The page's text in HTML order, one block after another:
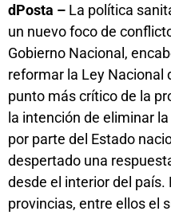
dPosta – La política
un nuevo foco de
Gobierno Nacional,
reformar la Ley Nacional
punto más crítico de la
la intención de eliminar
por parte del Estado
despertado una
desde el interior del
provincias, entre ellos el